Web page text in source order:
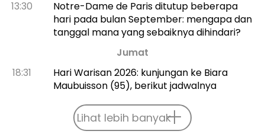
13:30
Notre-Dame de Paris ditutup beberapa
hari pada bulan September: mengapa dan
tanggal mana yang sebaiknya dihindari?
Jumat
18:31
Hari Warisan 2026: kunjungan ke Biara
Maubuisson (95), berikut jadwalnya
Lihat lebih banyak